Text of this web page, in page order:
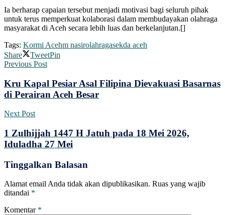
Ia berharap capaian tersebut menjadi motivasi bagi seluruh pihak
untuk terus memperkuat kolaborasi dalam membudayakan olahraga
masyarakat di Aceh secara lebih luas dan berkelanjutan.[]
Tags: Kormi Acehm nasirolahragasekda aceh
Share
TweetPin
Previous Post
Kru Kapal Pesiar Asal Filipina Dievakuasi Basarnas
di Perairan Aceh Besar
Next Post
1 Zulhijjah 1447 H Jatuh pada 18 Mei 2026,
Iduladha 27 Mei
Tinggalkan Balasan
Alamat email Anda tidak akan dipublikasikan. Ruas yang wajib
ditandai *
Komentar *